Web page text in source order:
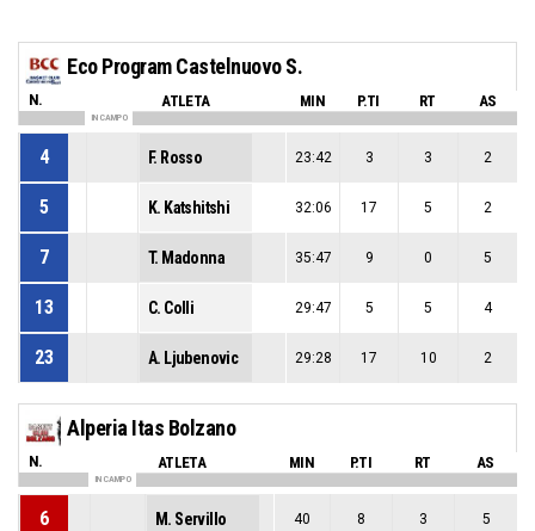
Eco Program Castelnuovo S.
N. ATLETA MIN P.TI RT AS
IN CAMPO
4 F. Rosso 23:42 3 3 2
5 K. Katshitshi 32:06 17 5 2
7 T. Madonna 35:47 9 0 5
13 C. Colli 29:47 5 5 4
23 A. Ljubenovic 29:28 17 10 2
Alperia Itas Bolzano
N. ATLETA MIN P.TI RT AS
IN CAMPO
6 M. Servillo 40 8 3 5